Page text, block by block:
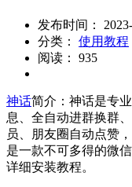
发布时间：
分类： 使用教程
阅读： 935
神话简介：神话是专
息、全自动进群换群
员、朋友圈自动点赞
是一款不可多得的微
详细安装教程。